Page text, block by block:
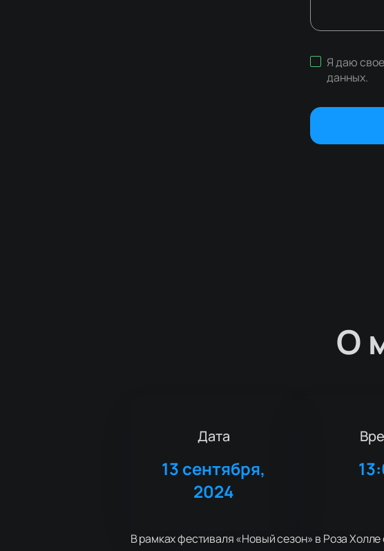
Я даю
данных.
О
Дата
13 сентября,
2024
В рамках фестиваля «Новый сезон» в Роза Холле